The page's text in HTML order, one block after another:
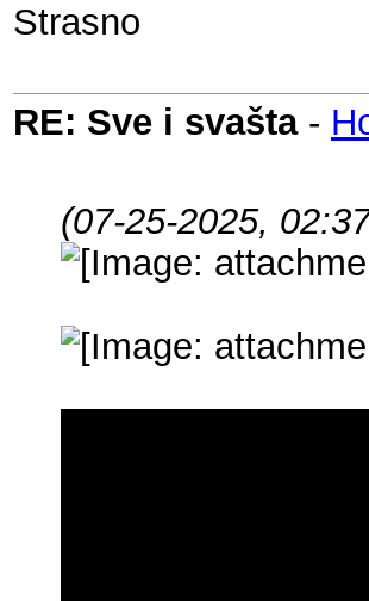
Strasno
RE: Sve i svašta-
(07-25-2025,